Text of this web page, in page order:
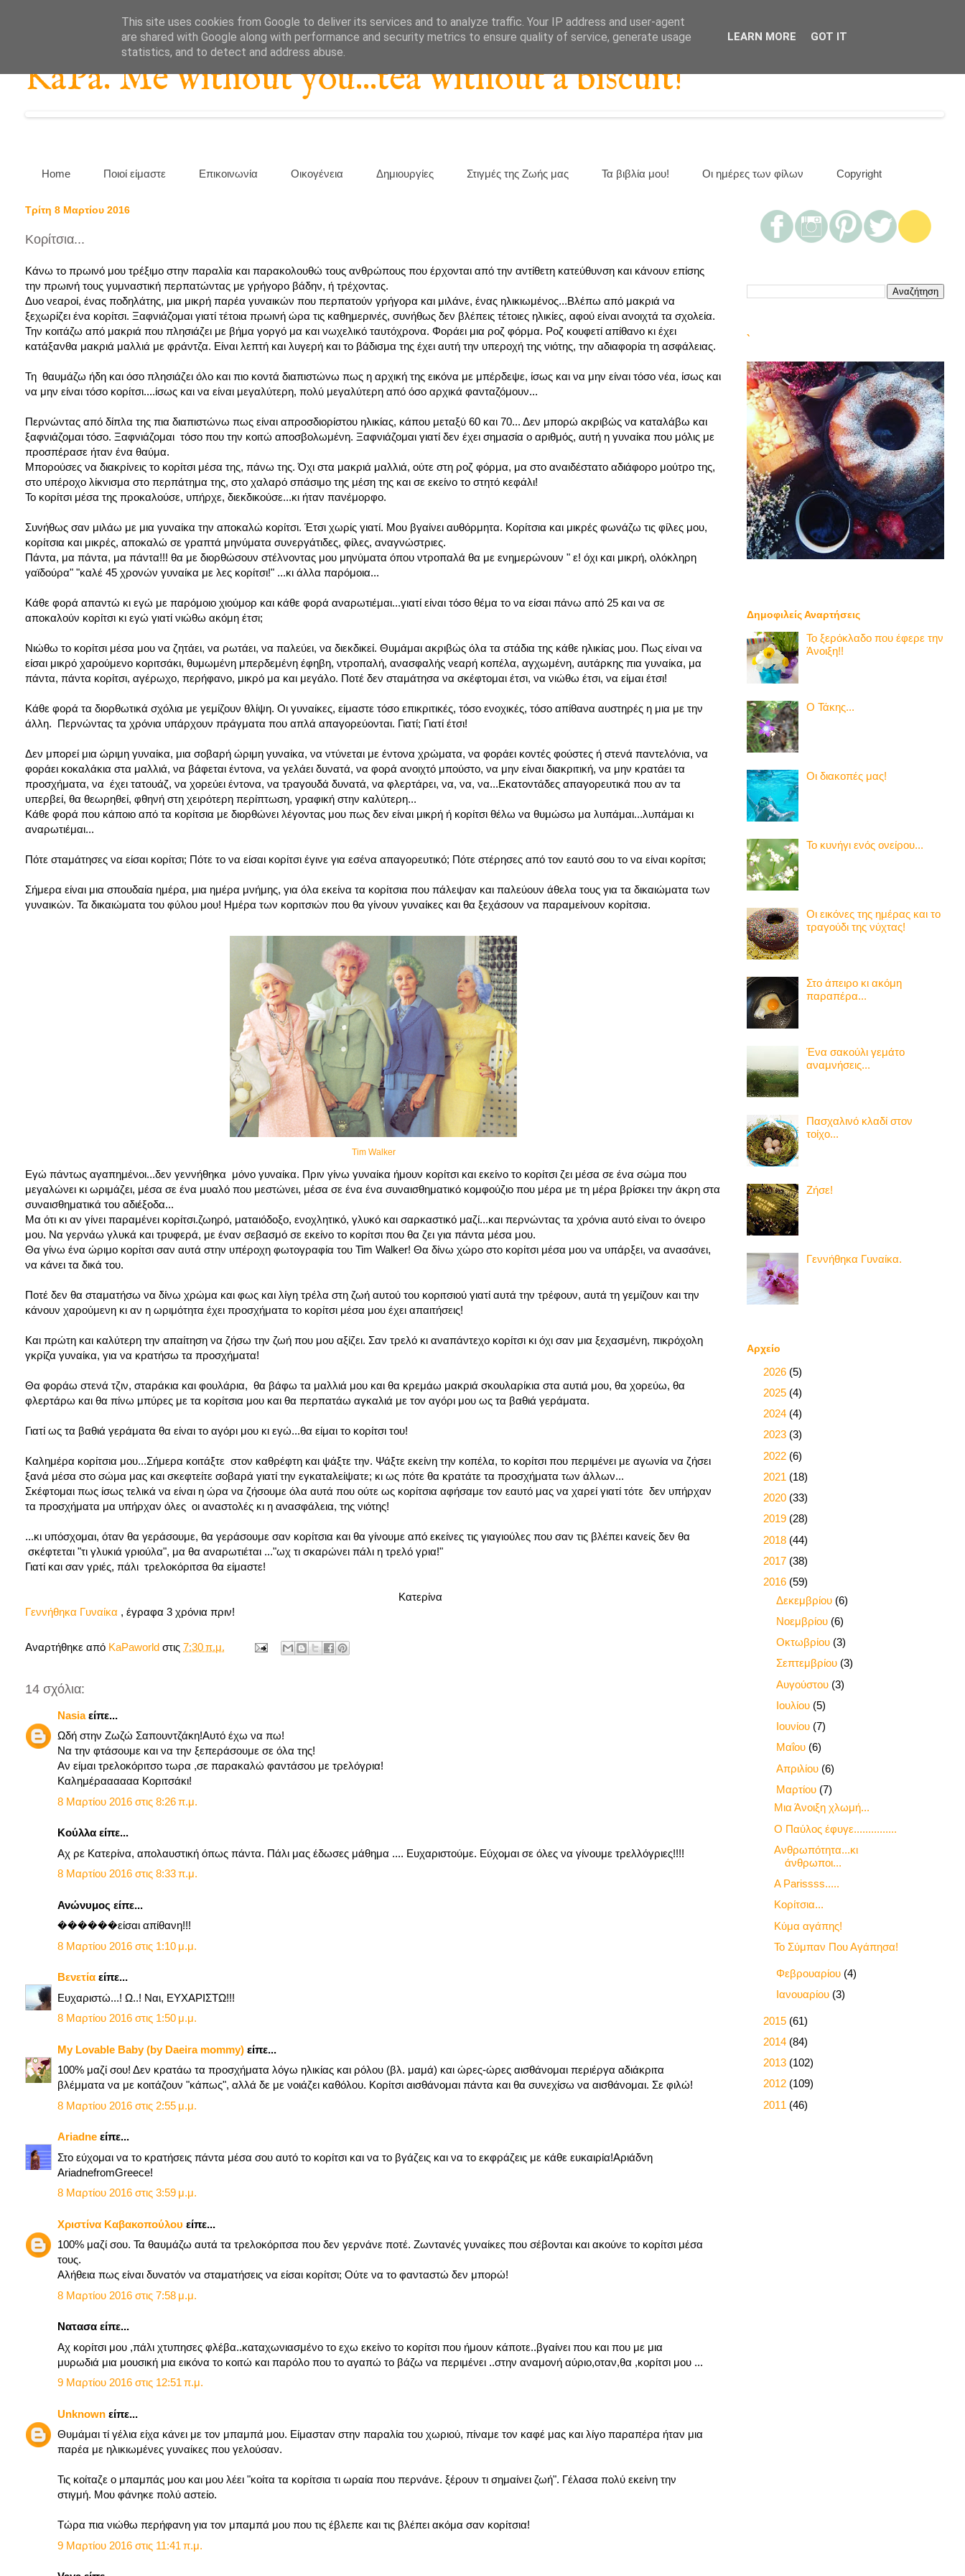
KaPa. Me without you...tea without a biscuit!
Home Ποιοί είμαστε Επικοινωνία Οικογένεια Δημιουργίες Στιγμές της Ζωής μας Τα βιβλία μου! Οι ημέρες των φίλων Copyright
Τρίτη 8 Μαρτίου 2016
Κορίτσια...
Κάνω το πρωινό μου τρέξιμο στην παραλία και παρακολουθώ τους ανθρώπους που έρχονται από την αντίθετη κατεύθυνση και κάνουν επίσης
την πρωινή τους γυμναστική περπατώντας με γρήγορο βάδην, ή τρέχοντας.
Δυο νεαροί, ένας ποδηλάτης, μια μικρή παρέα γυναικών που περπατούν γρήγορα και μιλάνε, ένας ηλικιωμένος...Βλέπω από μακριά να
ξεχωρίζει ένα κορίτσι. Ξαφνιάζομαι γιατί τέτοια πρωινή ώρα τις καθημερινές, συνήθως δεν βλέπεις τέτοιες ηλικίες, αφού είναι ανοιχτά τα σχολεία.
Την κοιτάζω από μακριά που πλησιάζει με βήμα γοργό μα και νωχελικό ταυτόχρονα. Φοράει μια ροζ φόρμα. Ροζ κουφετί απίθανο κι έχει
κατάξανθα μακριά μαλλιά με φράντζα. Είναι λεπτή και λυγερή και το βάδισμα της έχει αυτή την υπεροχή της νιότης, την αδιαφορία τη ασφάλειας.
Τη θαυμάζω ήδη και όσο πλησιάζει όλο και πιο κοντά διαπιστώνω πως η αρχική της εικόνα με μπέρδεψε, ίσως και να μην είναι τόσο νέα, ίσως και
να μην είναι τόσο κορίτσι....ίσως και να είναι μεγαλύτερη, πολύ μεγαλύτερη από όσο αρχικά φανταζόμουν...
Περνώντας από δίπλα της πια διαπιστώνω πως είναι απροσδιορίστου ηλικίας, κάπου μεταξύ 60 και 70... Δεν μπορώ ακριβώς να καταλάβω και
ξαφνιάζομαι τόσο. Ξαφνιάζομαι τόσο που την κοιτώ αποσβολωμένη. Ξαφνιάζομαι γιατί δεν έχει σημασία ο αριθμός, αυτή η γυναίκα που μόλις με
προσπέρασε ήταν ένα θαύμα.
Μπορούσες να διακρίνεις το κορίτσι μέσα της, πάνω της. Όχι στα μακριά μαλλιά, ούτε στη ροζ φόρμα, μα στο αναιδέστατο αδιάφορο μούτρο της,
στο υπέροχο λίκνισμα στο περπάτημα της, στο χαλαρό σπάσιμο της μέση της και σε εκείνο το στητό κεφάλι!
Το κορίτσι μέσα της προκαλούσε, υπήρχε, διεκδικούσε...κι ήταν πανέμορφο.
Συνήθως σαν μιλάω με μια γυναίκα την αποκαλώ κορίτσι. Έτσι χωρίς γιατί. Μου βγαίνει αυθόρμητα. Κορίτσια και μικρές φωνάζω τις φίλες μου,
κορίτσια και μικρές, αποκαλώ σε γραπτά μηνύματα συνεργάτιδες, φίλες, αναγνώστριες.
Πάντα, μα πάντα, μα πάντα!!! θα με διορθώσουν στέλνοντας μου μηνύματα όπου ντροπαλά θα με ενημερώνουν " ε! όχι και μικρή, ολόκληρη
γαϊδούρα" "καλέ 45 χρονών γυναίκα με λες κορίτσι!" ...κι άλλα παρόμοια...
Κάθε φορά απαντώ κι εγώ με παρόμοιο χιούμορ και κάθε φορά αναρωτιέμαι...γιατί είναι τόσο θέμα το να είσαι πάνω από 25 και να σε
αποκαλούν κορίτσι κι εγώ γιατί νιώθω ακόμη έτσι;
Νιώθω το κορίτσι μέσα μου να ζητάει, να ρωτάει, να παλεύει, να διεκδικεί. Θυμάμαι ακριβώς όλα τα στάδια της κάθε ηλικίας μου. Πως είναι να
είσαι μικρό χαρούμενο κοριτσάκι, θυμωμένη μπερδεμένη έφηβη, ντροπαλή, ανασφαλής νεαρή κοπέλα, αγχωμένη, αυτάρκης πια γυναίκα, μα
πάντα, πάντα κορίτσι, αγέρωχο, περήφανο, μικρό μα και μεγάλο. Ποτέ δεν σταμάτησα να σκέφτομαι έτσι, να νιώθω έτσι, να είμαι έτσι!
Κάθε φορά τα διορθωτικά σχόλια με γεμίζουν θλίψη. Οι γυναίκες, είμαστε τόσο επικριτικές, τόσο ενοχικές, τόσο απίθανα αυστηρές η μια με την
άλλη. Περνώντας τα χρόνια υπάρχουν πράγματα που απλά απαγορεύονται. Γιατί; Γιατί έτσι!
Δεν μπορεί μια ώριμη γυναίκα, μια σοβαρή ώριμη γυναίκα, να ντύνεται με έντονα χρώματα, να φοράει κοντές φούστες ή στενά παντελόνια, να
φοράει κοκαλάκια στα μαλλιά, να βάφεται έντονα, να γελάει δυνατά, να φορά ανοιχτό μπούστο, να μην είναι διακριτική, να μην κρατάει τα
προσχήματα, να έχει τατουάζ, να χορεύει έντονα, να τραγουδά δυνατά, να φλερτάρει, να, να, να...Εκατοντάδες απαγορευτικά που αν τα
υπερβεί, θα θεωρηθεί, φθηνή στη χειρότερη περίπτωση, γραφική στην καλύτερη...
Κάθε φορά που κάποιο από τα κορίτσια με διορθώνει λέγοντας μου πως δεν είναι μικρή ή κορίτσι θέλω να θυμώσω μα λυπάμαι...λυπάμαι κι
αναρωτιέμαι...
Πότε σταμάτησες να είσαι κορίτσι; Πότε το να είσαι κορίτσι έγινε για εσένα απαγορευτικό; Πότε στέρησες από τον εαυτό σου το να είναι κορίτσι;
Σήμερα είναι μια σπουδαία ημέρα, μια ημέρα μνήμης, για όλα εκείνα τα κορίτσια που πάλεψαν και παλεύουν άθελα τους για τα δικαιώματα των
γυναικών. Τα δικαιώματα του φύλου μου! Ημέρα των κοριτσιών που θα γίνουν γυναίκες και θα ξεχάσουν να παραμείνουν κορίτσια.
Tim Walker
Εγώ πάντως αγαπημένοι...δεν γεννήθηκα μόνο γυναίκα. Πριν γίνω γυναίκα ήμουν κορίτσι και εκείνο το κορίτσι ζει μέσα σε ένα σώμα που
μεγαλώνει κι ωριμάζει, μέσα σε ένα μυαλό που μεστώνει, μέσα σε ένα ένα συναισθηματικό κομφούζιο που μέρα με τη μέρα βρίσκει την άκρη στα
συναισθηματικά του αδιέξοδα...
Μα ότι κι αν γίνει παραμένει κορίτσι.ζωηρό, ματαιόδοξο, ενοχλητικό, γλυκό και σαρκαστικό μαζί...και περνώντας τα χρόνια αυτό είναι το όνειρο
μου. Να γερνάω γλυκά και τρυφερά, με έναν σεβασμό σε εκείνο το κορίτσι που θα ζει για πάντα μέσα μου.
Θα γίνω ένα ώριμο κορίτσι σαν αυτά στην υπέροχη φωτογραφία του Tim Walker! Θα δίνω χώρο στο κορίτσι μέσα μου να υπάρξει, να ανασάνει,
να κάνει τα δικά του.
Ποτέ δεν θα σταματήσω να δίνω χρώμα και φως και λίγη τρέλα στη ζωή αυτού του κοριτσιού γιατί αυτά την τρέφουν, αυτά τη γεμίζουν και την
κάνουν χαρούμενη κι αν η ωριμότητα έχει προσχήματα το κορίτσι μέσα μου έχει απαιτήσεις!
Και πρώτη και καλύτερη την απαίτηση να ζήσω την ζωή που μου αξίζει. Σαν τρελό κι αναπάντεχο κορίτσι κι όχι σαν μια ξεχασμένη, πικρόχολη
γκρίζα γυναίκα, για να κρατήσω τα προσχήματα!
Θα φοράω στενά τζιν, σταράκια και φουλάρια, θα βάφω τα μαλλιά μου και θα κρεμάω μακριά σκουλαρίκια στα αυτιά μου, θα χορεύω, θα
φλερτάρω και θα πίνω μπύρες με τα κορίτσια μου και θα περπατάω αγκαλιά με τον αγόρι μου ως τα βαθιά γεράματα.
Γιατί ως τα βαθιά γεράματα θα είναι το αγόρι μου κι εγώ...θα είμαι το κορίτσι του!
Καλημέρα κορίτσια μου...Σήμερα κοιτάξτε στον καθρέφτη και ψάξτε την. Ψάξτε εκείνη την κοπέλα, το κορίτσι που περιμένει με αγωνία να ζήσει
ξανά μέσα στο σώμα μας και σκεφτείτε σοβαρά γιατί την εγκαταλείψατε; κι ως πότε θα κρατάτε τα προσχήματα των άλλων...
Σκέφτομαι πως ίσως τελικά να είναι η ώρα να ζήσουμε όλα αυτά που ούτε ως κορίτσια αφήσαμε τον εαυτό μας να χαρεί γιατί τότε δεν υπήρχαν
τα προσχήματα μα υπήρχαν όλες οι αναστολές κι η ανασφάλεια, της νιότης!
...κι υπόσχομαι, όταν θα γεράσουμε, θα γεράσουμε σαν κορίτσια και θα γίνουμε από εκείνες τις γιαγιούλες που σαν τις βλέπει κανείς δεν θα
σκέφτεται "τι γλυκιά γριούλα", μα θα αναρωτιέται ..."ωχ τι σκαρώνει πάλι η τρελό γρια!"
Γιατί και σαν γριές, πάλι τρελοκόριτσα θα είμαστε!
Κατερίνα
Γεννήθηκα Γυναίκα , έγραφα 3 χρόνια πριν!
Αναρτήθηκε από KaPaworld στις 7:30 π.μ.
14 σχόλια:
Nasiaείπε...
Ωδή στην Ζωζώ Σαπουντζάκη!Αυτό έχω να πω!
Να την φτάσουμε και να την ξεπεράσουμε σε όλα της!
Αν είμαι τρελοκόριτσο τωρα ,σε παρακαλώ φαντάσου με τρελόγρια!
Καλημέραααααα Κοριτσάκι!
8 Μαρτίου 2016 στις 8:26 π.μ.
Κούλλα είπε...
Αχ ρε Κατερίνα, απολαυστική όπως πάντα. Πάλι μας έδωσες μάθημα .... Ευχαριστούμε. Εύχομαι σε όλες να γίνουμε τρελλόγριες!!!!
8 Μαρτίου 2016 στις 8:33 π.μ.
Ανώνυμος είπε...
������είσαι απίθανη!!!
8 Μαρτίου 2016 στις 1:10 μ.μ.
Βενετία είπε...
Ευχαριστώ...! Ω..! Ναι, ΕΥΧΑΡΙΣΤΩ!!!
8 Μαρτίου 2016 στις 1:50 μ.μ.
My Lovable Baby (by Daeira mommy) είπε...
100% μαζί σου! Δεν κρατάω τα προσχήματα λόγω ηλικίας και ρόλου (βλ. μαμά) και ώρες-ώρες αισθάνομαι περιέργα αδιάκριτα
βλέμματα να με κοιτάζουν "κάπως", αλλά δε με νοιάζει καθόλου. Κορίτσι αισθάνομαι πάντα και θα συνεχίσω να αισθάνομαι. Σε φιλώ!
8 Μαρτίου 2016 στις 2:55 μ.μ.
Ariadne είπε...
Στο εύχομαι να το κρατήσεις πάντα μέσα σου αυτό το κορίτσι και να το βγάζεις και να το εκφράζεις με κάθε ευκαιρία!Αριάδνη
AriadnefromGreece!
8 Μαρτίου 2016 στις 3:59 μ.μ.
Χριστίνα Καβακοπούλου είπε...
100% μαζί σου. Τα θαυμάζω αυτά τα τρελοκόριτσα που δεν γερνάνε ποτέ. Ζωντανές γυναίκες που σέβονται και ακούνε το κορίτσι μέσα
τους.
Αλήθεια πως είναι δυνατόν να σταματήσεις να είσαι κορίτσι; Ούτε να το φανταστώ δεν μπορώ!
8 Μαρτίου 2016 στις 7:58 μ.μ.
Νατασα είπε...
Αχ κορίτσι μου ,πάλι χτυπησες φλέβα..καταχωνιασμένο το εχω εκείνο το κορίτσι που ήμουν κάποτε..βγαίνει που και που με μια
μυρωδιά μια μουσική μια εικόνα το κοιτώ και παρόλο που το αγαπώ το βάζω να περιμένει ..στην αναμονή αύριο,οταν,θα ,κορίτσι μου ...
9 Μαρτίου 2016 στις 12:51 π.μ.
Unknown είπε...
Θυμάμαι τί γέλια είχα κάνει με τον μπαμπά μου. Είμασταν στην παραλία του χωριού, πίναμε τον καφέ μας και λίγο παραπέρα ήταν μια
παρέα με ηλικιωμένες γυναίκες που γελούσαν.
Τις κοίταζε ο μπαμπάς μου και μου λέει "κοίτα τα κορίτσια τι ωραία που περνάνε. ξέρουν τι σημαίνει ζωή". Γέλασα πολύ εκείνη την
στιγμή. Μου φάνηκε πολύ αστείο.
Τώρα πια νιώθω περήφανη για τον μπαμπά μου που τις έβλεπε και τις βλέπει ακόμα σαν κορίτσια!
9 Μαρτίου 2016 στις 11:41 π.μ.
`
Δημοφιλείς Αναρτήσεις
Το ξερόκλαδο που έφερε την
Άνοιξη!!
Ο Τάκης...
Οι διακοπές μας!
Το κυνήγι ενός ονείρου...
Οι εικόνες της ημέρας και το
τραγούδι της νύχτας!
Στο άπειρο κι ακόμη
παραπέρα...
Ένα σακούλι γεμάτο
αναμνήσεις...
Πασχαλινό κλαδί στον
τοίχο...
Ζήσε!
Γεννήθηκα Γυναίκα.
Αρχείο
2026 (5)
2025 (4)
2024 (4)
2023 (3)
2022 (6)
2021 (18)
2020 (33)
2019 (28)
2018 (44)
2017 (38)
2016 (59)
Δεκεμβρίου (6)
Νοεμβρίου (6)
Οκτωβρίου (3)
Σεπτεμβρίου (3)
Αυγούστου (3)
Ιουλίου (5)
Ιουνίου (7)
Μαΐου (6)
Απριλίου (6)
Μαρτίου (7)
Μια Άνοιξη χλωμή...
Ο Παύλος έφυγε...............
Ανθρωπότητα...κι
άνθρωποι...
A Parissss.....
Κορίτσια...
Κύμα αγάπης!
Το Σύμπαν Που Αγάπησα!
Φεβρουαρίου (4)
Ιανουαρίου (3)
2015 (61)
2014 (84)
2013 (102)
2012 (109)
2011 (46)
This site uses cookies from Google to deliver its services and to analyze traffic. Your IP address and user-agent
are shared with Google along with performance and security metrics to ensure quality of service, generate usage
statistics, and to detect and address abuse.
LEARN MORE GOT IT